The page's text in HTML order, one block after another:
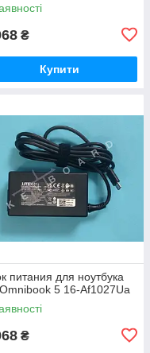
₴
Купити
питания для ноутбука
5 16-Af1027Ua
₴